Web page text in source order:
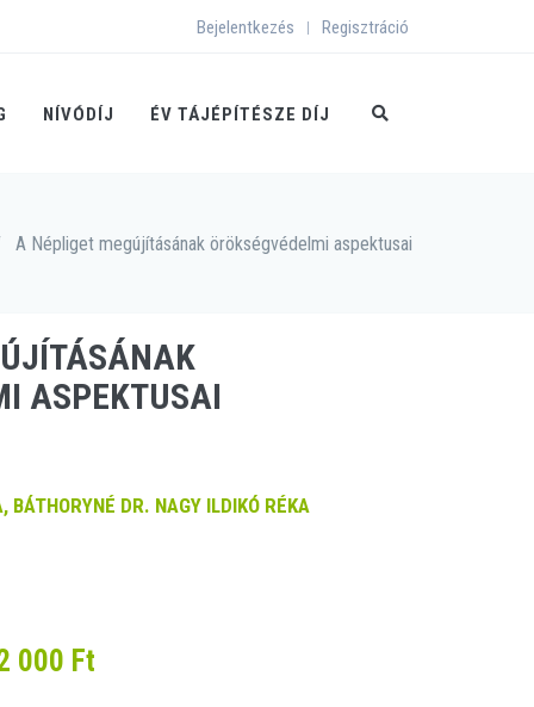
Bejelentkezés | Regisztráció
NÍVÓDÍJ ÉV TÁJÉPÍTÉSZE DÍJ
A Népliget megújításának örökségvédelmi aspektusai
ASPEKTUSAI
BÁTHORYNÉ DR. NAGY ILDIKÓ RÉKA
000 Ft